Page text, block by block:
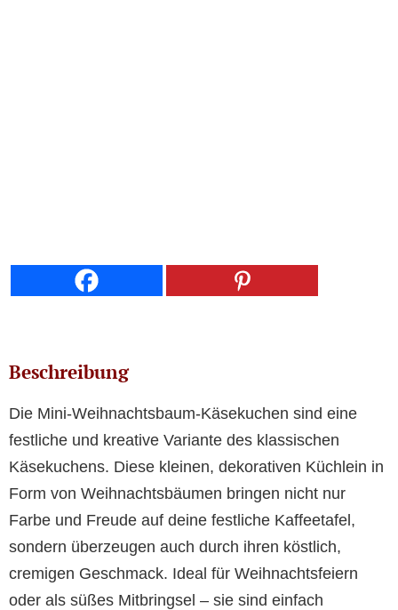
Beschreibung
Die Mini-Weihnachtsbaum-Käsekuchen sind eine
festliche und kreative Variante des klassischen
Käsekuchens. Diese kleinen, dekorativen Küchlein in
Form von Weihnachtsbäumen bringen nicht nur
Farbe und Freude auf deine festliche Kaffeetafel,
sondern überzeugen auch durch ihren köstlich,
cremigen Geschmack. Ideal für Weihnachtsfeiern
oder als süßes Mitbringsel – sie sind einfach